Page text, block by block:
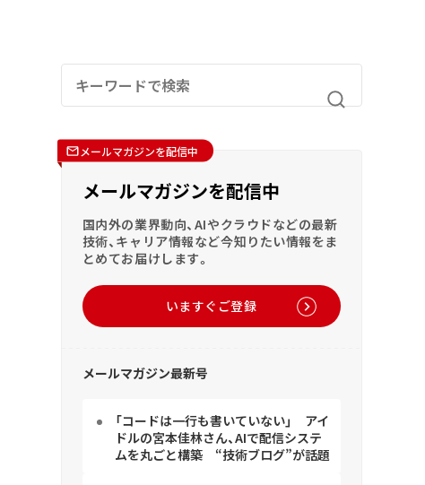
メールマガジンを配信中
メールマガジンを配信中
国内外の業界動向、AIやクラウドなどの最新
技術、キャリア情報など今知りたい情報をま
とめてお届けします。
いますぐご登録
メールマガジン最新号
「コードは一行も書いていない」 アイ
ドルの宮本佳林さん、AIで配信システ
ムを丸ごと構築 “技術ブログ”が話題